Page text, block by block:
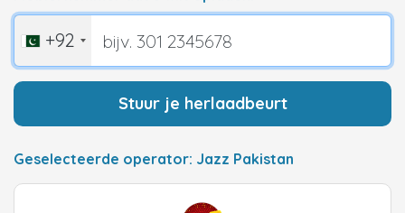
+92
Stuur je herlaadbeurt
Geselecteerde operator: Jazz Pakistan